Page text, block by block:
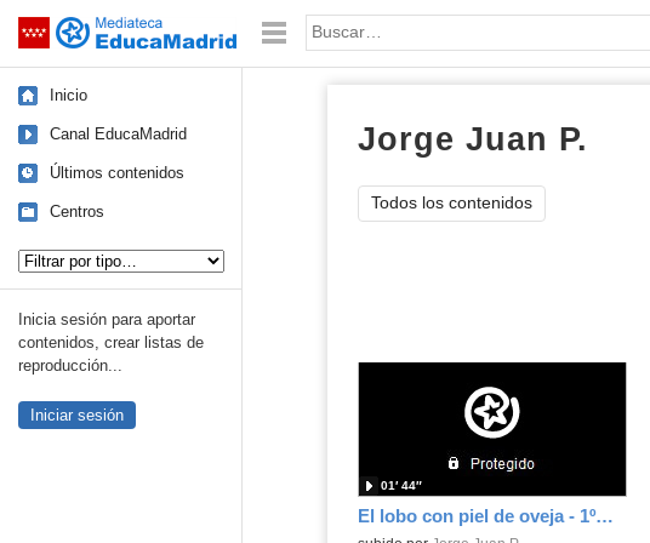
Saltar navegación Palabra o frase:
Inicio
Canal EducaMadrid
Últimos contenidos
Centros
Inicia sesión para aportar
contenidos, crear listas de
reproducción...
Iniciar sesión
Jorge Juan P.
Todos los contenidos
El lobo con piel de oveja - 1ºA Grupo 1
01′ 44″